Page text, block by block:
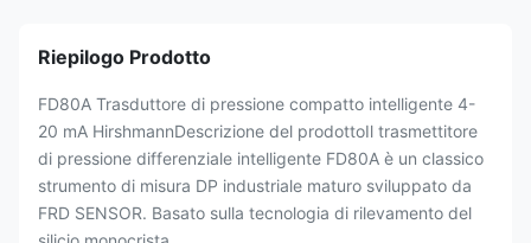
Riepilogo Prodotto
FD80A Trasduttore di pressione compatto intelligente 4-
20 mA HirshmannDescrizione del prodottoIl trasmettitore
di pressione differenziale intelligente FD80A è un classico
strumento di misura DP industriale maturo sviluppato da
FRD SENSOR. Basato sulla tecnologia di rilevamento del